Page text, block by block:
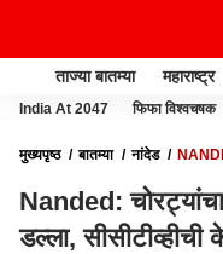
ताज्या बातम्या महाराष्ट्र
India At 2047 फिफा विश्वचषक
मुख्यपृष्ठ बातम्या नांदेड
Nanded:
डल्ला,